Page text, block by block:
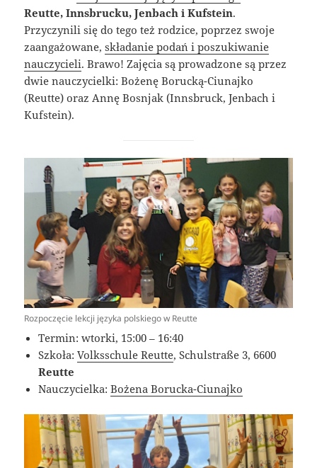
Reutte, Innsbrucku, Jenbach i Kufstein.
Przyczynili się do tego też rodzice, poprzez swoje
zaangażowane,składanie podań i poszukiwanie
nauczycieli. Brawo! Zajęcia są prowadzone są przez
dwie nauczycielki: Bożenę Borucką-Ciunajko
(Reutte) oraz Annę Bosnjak (Innsbruck, Jenbach i
Kufstein).
Rozpoczęcie lekcji języka polskiego w Reutte
Termin: wtorki, 15:00 – 16:40
Szkoła:Volksschule Reutte, Schulstraße 3, 6600
Reutte
Nauczycielka:Bożena Borucka-Ciunajko